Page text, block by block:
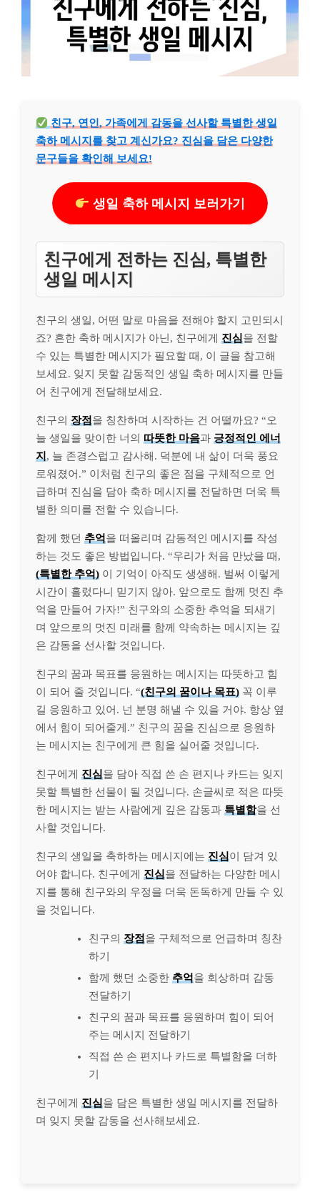
친구, 연인, 가족에게 감동을 선사할 특별한 생일
축하 메시지를 찾고 계신가요? 진심을 담은 다양한
문구들을 확인해 보세요!
생일 축하 메시지 보러가기
친구에게 전하는 진심, 특별한
생일 메시지
친구의 생일, 어떤 말로 마음을 전해야 할지 고민되시
죠? 흔한 축하 메시지가 아닌, 친구에게 진심을 전할
수 있는 특별한 메시지가 필요할 때, 이 글을 참고해
보세요. 잊지 못할 감동적인 생일 축하 메시지를 만들
어 친구에게 전달해보세요.
친구의 장점을 칭찬하며 시작하는 건 어떨까요? “오
늘 생일을 맞이한 너의 따뜻한 마음과 긍정적인 에너
지, 늘 존경스럽고 감사해. 덕분에 내 삶이 더욱 풍요
로워졌어.” 이처럼 친구의 좋은 점을 구체적으로 언
급하며 진심을 담아 축하 메시지를 전달하면 더욱 특
별한 의미를 전할 수 있습니다.
함께 했던 추억을 떠올리며 감동적인 메시지를 작성
하는 것도 좋은 방법입니다. “우리가 처음 만났을 때,
(특별한 추억) 이 기억이 아직도 생생해. 벌써 이렇게
시간이 흘렀다니 믿기지 않아. 앞으로도 함께 멋진 추
억을 만들어 가자!” 친구와의 소중한 추억을 되새기
며 앞으로의 멋진 미래를 함께 약속하는 메시지는 깊
은 감동을 선사할 것입니다.
친구의 꿈과 목표를 응원하는 메시지는 따뜻하고 힘
이 되어 줄 것입니다. “(친구의 꿈이나 목표) 꼭 이루
길 응원하고 있어. 넌 분명 해낼 수 있을 거야. 항상 옆
에서 힘이 되어줄게.” 친구의 꿈을 진심으로 응원하
는 메시지는 친구에게 큰 힘을 실어줄 것입니다.
친구에게 진심을 담아 직접 쓴 손 편지나 카드는 잊지
못할 특별한 선물이 될 것입니다. 손글씨로 적은 따뜻
한 메시지는 받는 사람에게 깊은 감동과 특별함을 선
사할 것입니다.
친구의 생일을 축하하는 메시지에는 진심이 담겨 있
어야 합니다. 친구에게 진심을 전달하는 다양한 메시
지를 통해 친구와의 우정을 더욱 돈독하게 만들 수 있
을 것입니다.
친구의 장점을 구체적으로 언급하며 칭찬
하기
함께 했던 소중한 추억을 회상하며 감동
전달하기
친구의 꿈과 목표를 응원하며 힘이 되어
주는 메시지 전달하기
직접 쓴 손 편지나 카드로 특별함을 더하
기
친구에게 진심을 담은 특별한 생일 메시지를 전달하
며 잊지 못할 감동을 선사해보세요.